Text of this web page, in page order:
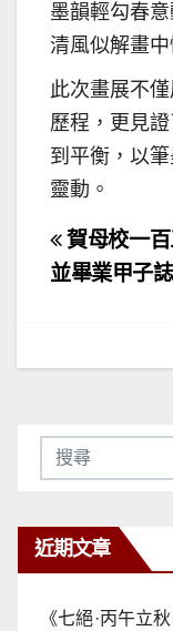
墨韻輕勾春意
清風似解畫中
此次畫展不
歷程，更見
到平衡，以
靈動。
文
章
覽
賀母校一
並畢業甲子
近期文章
《七絕·丙午立秋